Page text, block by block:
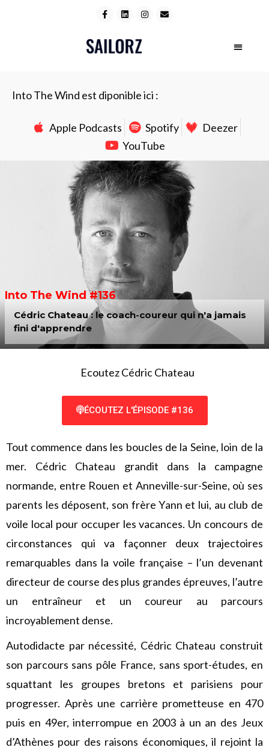
Into The Wind est diponible ici :
Apple Podcasts Spotify
Deezer
YouTube
Into The Wind #136
Cédric Chateau : le coach-coureur qui n'a jamais
fini d'apprendre
Ecoutez Cédric Chateau
ÉCOUTEZ L'ÉPISODE #136
Tout commence dans les boucles de la Seine, loin de la
mer. Cédric Chateau grandit dans la campagne
normande, entre Rouen et Anneville-sur-Seine, où ses
parents les déposent, son frère Yann et lui, au club de
voile local pour occuper les vacances. Un concours de
circonstances qui va façonner deux trajectoires
remarquables dans la voile française – l’un devenant
directeur de course des plus grandes épreuves, l’autre
un entraîneur et un coureur au parcours
incroyablement dense.
Autodidacte par nécessité, Cédric Chateau construit
son parcours sans pôle France, sans sport-études, en
squattant les groupes bretons et parisiens pour
progresser. Après une carrière prometteuse en 470
puis en 49er, interrompue en 2003 à un an des Jeux
d’Athènes pour des raisons économiques, il rejoint la